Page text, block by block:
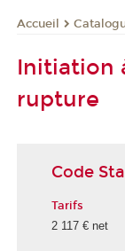
Accueil
Initiation
rupture
Code
Tarifs
2 117 € net